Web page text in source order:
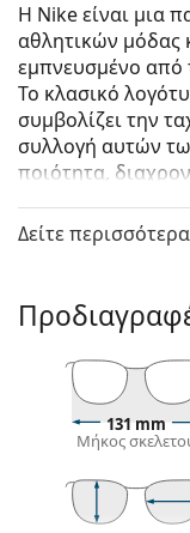
Η Nike είναι μια
αθλητικών μόδας
εμπνευσμένο από
Το κλασικό
συμβολίζει την
συλλογή αυτών
ποιότητα,
Nike πολύ
Δείτε πώς
με τη λειτουργία
Lentiamo.
Σκελετός γυαλιών
με το δροσερό
ξανθά,
Δείτε περισσότερα
131 mm
Μήκος